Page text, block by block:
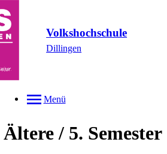
Volkshochschule
Dillingen
Menü
/ 5. Semester